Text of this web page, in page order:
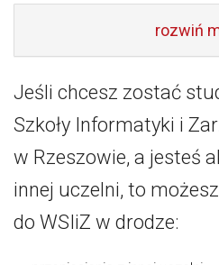
rozwiń
Jeśli chcesz zostać
Szkoły Informatyki i
w Rzeszowie, a jesteś
innej uczelni, to
do WSIiZ w drodze: